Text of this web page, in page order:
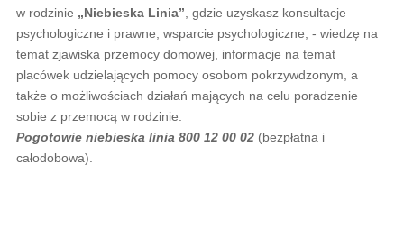
w rodzinie „Niebieska Linia” , gdzie uzyskasz konsultacje
psychologiczne i prawne, wsparcie psychologiczne, - wiedzę na
temat zjawiska przemocy domowej, informacje na temat
placówek udzielających pomocy osobom pokrzywdzonym, a
także o możliwościach działań mających na celu poradzenie
sobie z przemocą w rodzinie.
Pogotowie niebieska linia 800 12 00 02(bezpłatna i
całodobowa).